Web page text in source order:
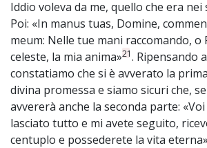
Iddio voleva da me, quello che era nei
Poi: «In manus tuas, Domine,
meum: Nelle tue mani raccomando, o
celeste, la mia anima»21. Ripensando
constatiamo che si è avverato la
divina promessa e siamo sicuri che,
avvererà anche la seconda parte:
lasciato tutto e mi avete seguito,
centuplo e possederete la vita eterna»